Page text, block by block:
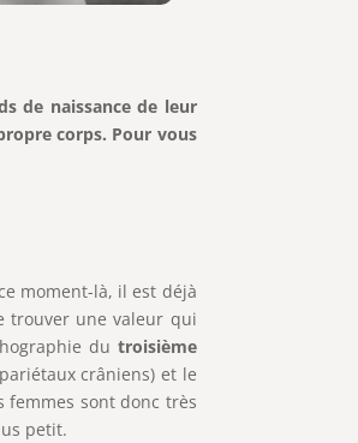
de naissance de leur
corps. Pour vous
moment-là, il est déjà
trouver une valeur qui
du troisième
crâniens) et le
femmes sont donc très
petit.